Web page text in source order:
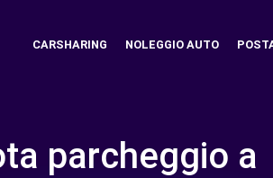
CARSHARING NOLEGGIO AUTO
parcheggio a